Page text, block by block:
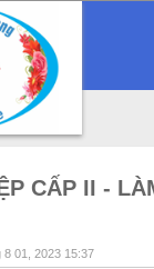
CẤP II -
8 01, 2023 15:37